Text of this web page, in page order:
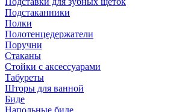
Подстаканники
Полки
Полотенцедержатели
Поручни
Стаканы
Стойки с аксессуарами
Табуреты
Шторы для ванной
Биде
Напольные биде